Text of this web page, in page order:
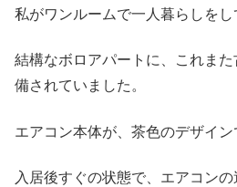
私がワンルームで一人暮らしをし
結構なボロアパートに、これま
備されていました。
エアコン本体が、茶色のデザイ
入居後すぐの状態で、エアコン